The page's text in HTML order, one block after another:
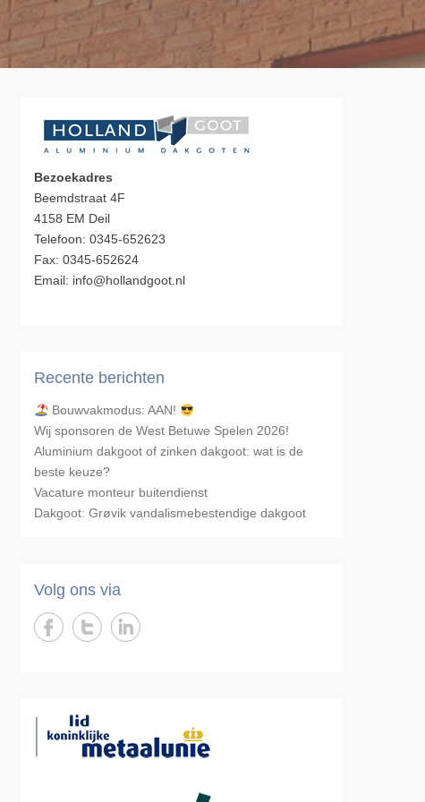
Bezoekadres
Beemdstraat 4F
4158 EM Deil
Telefoon: 0345-652623
Fax: 0345-652624
Email: info@hollandgoot.nl
Recente berichten
Bouwvakmodus: AAN!
Wij sponsoren de West Betuwe Spelen 2026!
Aluminium dakgoot of zinken dakgoot: wat is de
beste keuze?
Vacature monteur buitendienst
Dakgoot: Grøvik vandalismebestendige dakgoot
Volg ons via